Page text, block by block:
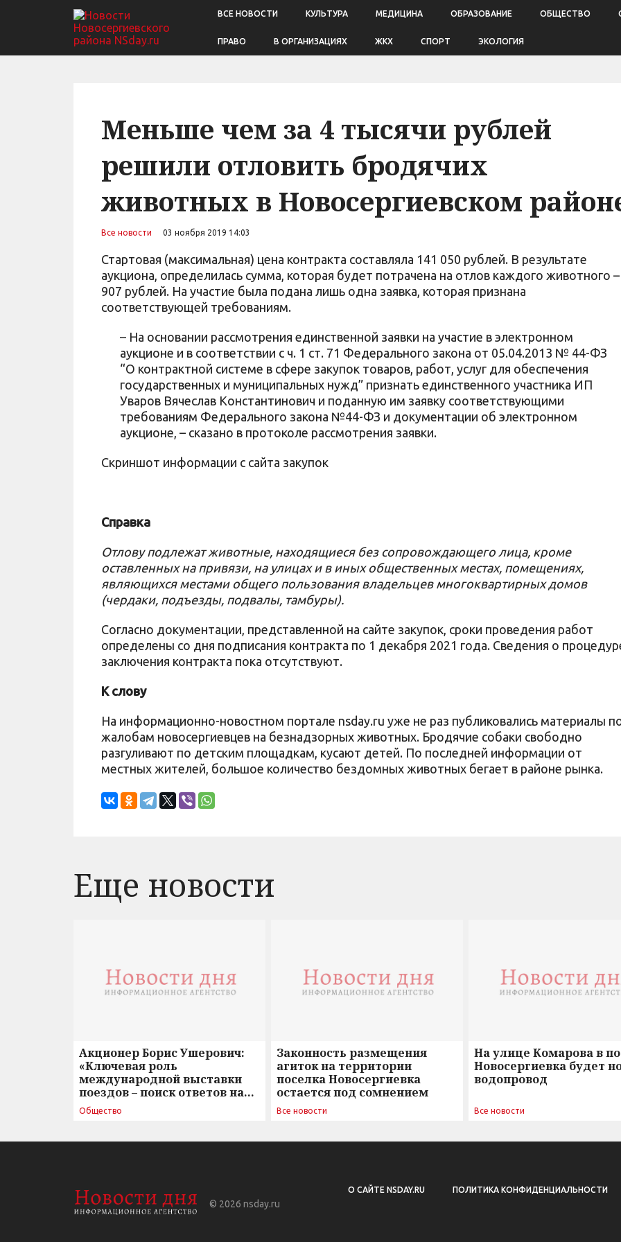
ВСЕ НОВОСТИ КУЛЬТУРА МЕДИЦИНА ОБРАЗОВАНИЕ ОБЩЕСТВО
ПРАВО В ОРГАНИЗАЦИЯХ ЖКХ СПОРТ ЭКОЛОГИЯ
Меньше чем за 4 тысячи рублей
решили отловить бродячих
животных в Новосергиевском
Все новости 03 ноября 2019 14:03
Стартовая (максимальная) цена контракта составляла 141 050 рублей. В результате
аукциона, определилась сумма, которая будет потрачена на отлов каждого животного
907 рублей. На участие была подана лишь одна заявка, которая признана
соответствующей требованиям.
– На основании рассмотрения единственной заявки на участие в электронном
аукционе и в соответствии с ч. 1 ст. 71 Федерального закона от 05.04.2013 № 44-ФЗ
“О контрактной системе в сфере закупок товаров, работ, услуг для обеспечения
государственных и муниципальных нужд” признать единственного участника ИП
Уваров Вячеслав Константинович и поданную им заявку соответствующими
требованиям Федерального закона №44-ФЗ и документации об электронном
аукционе, – сказано в протоколе рассмотрения заявки.
Скриншот информации с сайта закупок
Справка
Отлову подлежат животные, находящиеся без сопровождающего лица, кроме
оставленных на привязи, на улицах и в иных общественных местах, помещениях,
являющихся местами общего пользования владельцев многоквартирных домов
(чердаки, подъезды, подвалы, тамбуры).
Согласно документации, представленной на сайте закупок, сроки проведения работ
определены со дня подписания контракта по 1 декабря 2021 года. Сведения о
заключения контракта пока отсутствуют.
К слову
На информационно-новостном портале nsday.ru уже не раз публиковались материалы
жалобам новосергиевцев на безнадзорных животных. Бродячие собаки свободно
разгуливают по детским площадкам, кусают детей. По последней информации от
местных жителей, большое количество бездомных животных бегает в районе рынка.
Еще новости
Акционер Борис Ушерович:
«Ключевая роль
международной выставки
поездов – поиск ответов на
вызовы времени»
Общество
Законность размещения
агиток на территории
поселка Новосергиевка
остается под сомнением
Все новости
На улице Комарова в
Новосергиевка будет
водопровод
Все новости
© 2026 nsday.ru
О САЙТЕ NSDAY.RU ПОЛИТИКА КОНФИДЕНЦИАЛЬНОСТИ